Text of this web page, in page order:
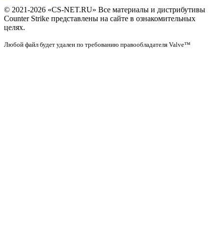
© 2021-2026 «CS-NET.RU» Все материалы и дистрибутивы
Counter Strike представлены на сайте в ознакомительных
целях.
Любой файл будет удален по требованию правообладателя Valve™